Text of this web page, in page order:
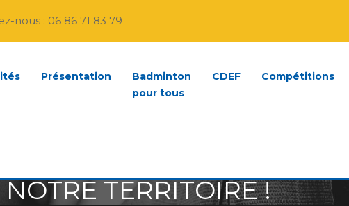
nous : 06 86 71 83 79
Présentation
Badminton
pour tous
CDEF Compétitions
TERRITOIRE !